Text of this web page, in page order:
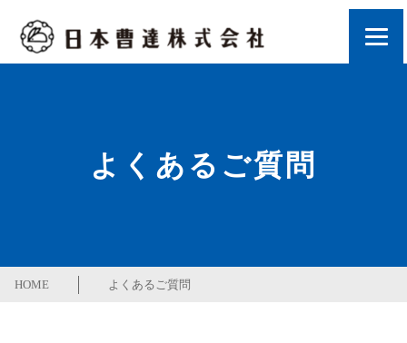
よくあるご質問
HOME よくあるご質問